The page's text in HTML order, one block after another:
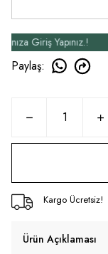
Giriş Yapınız.!
Paylaş:
Kargo Ücretsiz!
Ürün Açıklaması